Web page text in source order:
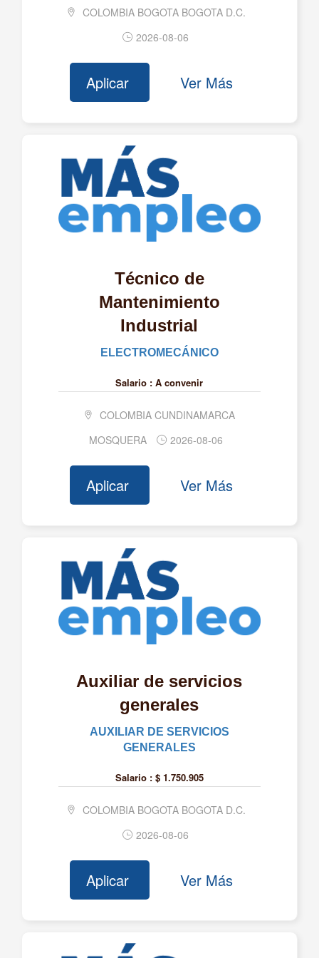
AJOVER DARNEL S.A.S.
ALBEDO S.A.S. E.S.P.
ALCAMPO COLOMBIA S.A.
ALGRANEL S.A.
ALIADOS EN RIESGOS Y SEGUROS LTDA
ALIMENTOS DEL ARTESANO SAS BIC
ALIMENTOS FINCA S.A.S. - FINCA S.A.S. Y ALIFIN
ALTEA FARMACÉUTICA S.A.
ALTERNATIVA DE MODA S.A.S.
ANAVA LOGISTICS S.A.S.
AOXLAB S.A.S
APPLUS NORCONTROL COLOMBIA LIMITADA
ARAUJO IBARRA CONSULTORES
INTERNACIONALES S.A.S
ARIAFINA S.A.S
ASEGURART LTDA
ASEGURATE MEJOR LTDA
ASESORES CONTABLES DE COLOMBIA S A S
ASIC S.A.S.
ASIGNAR S.A.S.
ASOCIACION HACIA UN MEJOR FUTURO
COLOMBIA BOGOTA BOGOTA D.C.
2026-08-06
Aplicar Ver Más
Técnico de
Mantenimiento
Industrial
ELECTROMECÁNICO
Salario : A convenir
COLOMBIA CUNDINAMARCA
MOSQUERA
2026-08-06
Aplicar Ver Más
Auxiliar de servicios
generales
AUXILIAR DE SERVICIOS
GENERALES
Salario : $ 1.750.905
COLOMBIA BOGOTA BOGOTA D.C.
2026-08-06
Aplicar Ver Más